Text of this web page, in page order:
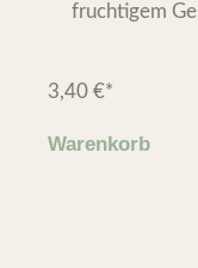
fruchtigem
3,40 €*
Warenkorb